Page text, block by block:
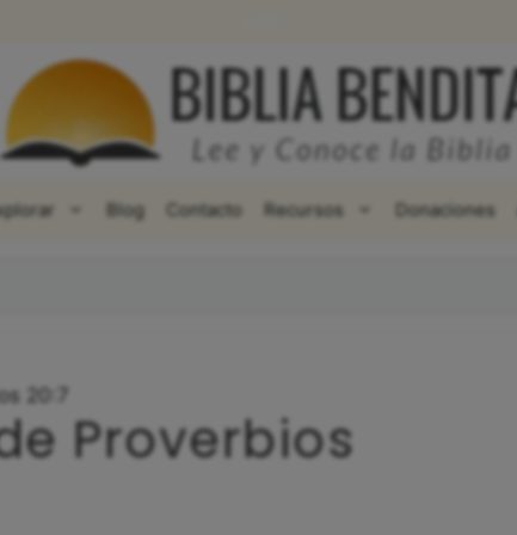
Blog Contacto Recursos Donaciones
20:7
Proverbios